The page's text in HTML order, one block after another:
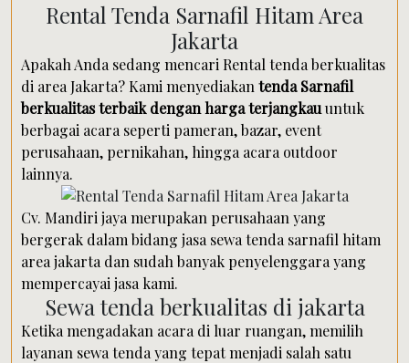
Rental Tenda Sarnafil Hitam Area
Jakarta
Apakah Anda sedang mencari Rental tenda berkualitas
di area Jakarta? Kami menyediakan tenda Sarnafil
berkualitas terbaik dengan harga terjangkauuntuk
berbagai acara seperti pameran, bazar, event
perusahaan, pernikahan, hingga acara outdoor
lainnya.
Cv. Mandiri jaya merupakan perusahaan yang
bergerak dalam bidang jasa sewa tenda sarnafil hitam
area jakarta dan sudah banyak penyelenggara yang
mempercayai jasa kami.
Sewa tenda berkualitas di jakarta
Ketika mengadakan acara di luar ruangan, memilih
layanan sewa tenda yang tepat menjadi salah satu